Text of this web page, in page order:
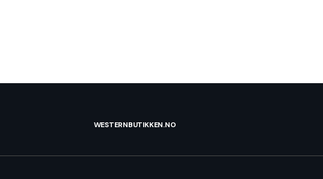
WESTERNBUTIKKEN.NO